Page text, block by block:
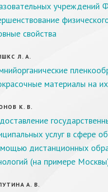
учреждений
свойства
Л. А.
материалы на
К. В.
услуг в сфере
дистанционных
(на примере
А. В.